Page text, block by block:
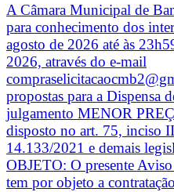
A Câmara Municipal de
para conhecimento dos
agosto de 2026 até às
2026, através do e-mail
propostas para a Dispensa
julgamento MENOR
disposto no art. 75, inciso
14.133/2021 e demais
OBJETO: O presente
tem por objeto a